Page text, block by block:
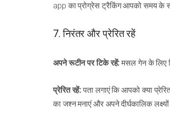
app का प्रोग्रेस ट्रैकिंग आपको समय के
7. निरंतर और प्रेरित रहें
अपने रूटीन पर टिके रहें: मसल गेन के लिए
प्रेरित रहें: पता लगाएं कि आपको क्या
का जश्न मनाएं और अपने दीर्घकालिक